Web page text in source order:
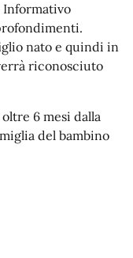
Informativo
nato e quindi in
riconosciuto
6 mesi dalla
del bambino